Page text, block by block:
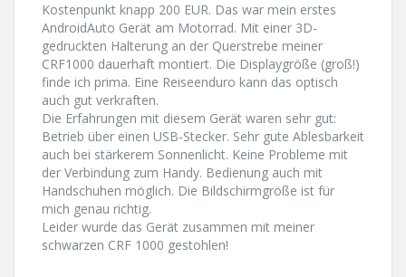
Kostenpunkt knapp 200 EUR. Das war mein erstes
AndroidAuto Gerät am Motorrad. Mit einer 3D-
gedruckten Halterung an der Querstrebe meiner
CRF1000 dauerhaft montiert. Die Displaygröße (groß!)
finde ich prima. Eine Reiseenduro kann das optisch
auch gut verkraften.
Die Erfahrungen mit diesem Gerät waren sehr gut:
Betrieb über einen USB-Stecker. Sehr gute Ablesbarkeit
auch bei stärkerem Sonnenlicht. Keine Probleme mit
der Verbindung zum Handy. Bedienung auch mit
Handschuhen möglich. Die Bildschirmgröße ist für
mich genau richtig.
Leider wurde das Gerät zusammen mit meiner
schwarzen CRF 1000 gestohlen!